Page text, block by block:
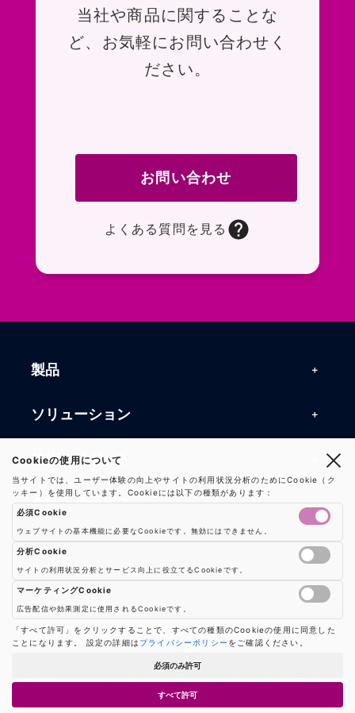
お問い合わせ
当社や商品に関することな
ど、お気軽にお問い合わせく
ださい。
お問い合わせ
よくある質問を見る
製品
製品一覧
RFIDリーダー
RFIDチップ・モジュール
RFIDアンテナ
RFIDプリンター
RFIDタグ
ソリューション
バーコードスキャナ
ソリューション
RFIDソリューション
RFIDとセンサー
マシンビジョン
防爆製品
RFIDシールド
技術・サポート
技術記事一覧
活用事例
よくある質問
用語集
業界別RFID活用例
保守・メンテナンス
会社・サービス
会社概要
お知らせ
プレスリリース
お問い合わせ
事業内容
事業内容一覧
機器販売
コンサルティング
ソフトウェア開発
利用規約 | プライバシーポリシー | ショップ案内 | クッキー設定
© 2026 シェン・ヒーロー株式会社 / Sheng Hero Corporation All Rights
Reserved.
Cookieの使用について
当サイトでは、ユーザー体験の向上やサイトの利用状況分析のためにCookie（ク
ッキー）を使用しています。Cookieには以下の種類があります：
必須Cookie
ウェブサイトの基本機能に必要なCookieです。無効にはできません。
分析Cookie
サイトの利用状況分析とサービス向上に役立てるCookieです。
Google AnalyticsやGoogle Tag Managerなどの分析ツールのCookieを制御しま
マーケティングCookie
広告配信や効果測定に使用されるCookieです。
広告配信や効果測定のためのCookieを制御します
「すべて許可」をクリックすることで、すべての種類のCookieの使用に同意した
ことになります。 設定の詳細は プライバシーポリシー をご確認ください。
必須のみ許可
すべて許可